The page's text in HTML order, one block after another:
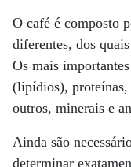
O café é composto
diferentes, dos
Os mais
(lipídios),
outros, minerais e
Ainda são
determinar